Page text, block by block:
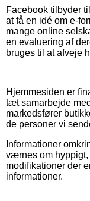
Facebook tilbyder
at få en idé om e-
mange online
en evaluering af
bruges til at afveje
Hjemmesiden er
tæt samarbejde
markedsfører
de personer vi
Informationer
værnes om hyppigt,
modifikationer der
informationer.